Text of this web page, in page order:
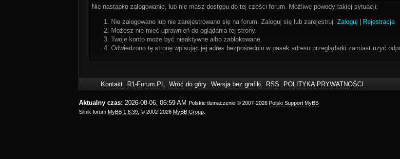
Nie nastąpiło zalogowanie, lub nie masz dostępu do tej części forum. Możliwe powody takiej sytuacji:
Nie zalogowano lub nie zarejestrowano się na forum. Zaloguj się lub zarejestruj. Zaloguj
Rejestracja
Możesz nie mieć uprawnień do oglądania tej strony.
Twoje konto może być nieaktywne albo zablokowane.
Odwiedzono tę stronę wpisując jej adres bezpośrednio w pasek adresu przeglądarki zamiast użyć
Kontakt R1-Forum.PL Wróć do góry Wersja bez grafiki RSS POLITYKA PRYWATNOŚCI
Aktualny czas: 2026-08-06, 06:59 AM Polskie tłumaczenie © 2007-2026 Polski Support MyBB
Silnik forum MyBB 1.8.39 , © 2002-2026 MyBB Group